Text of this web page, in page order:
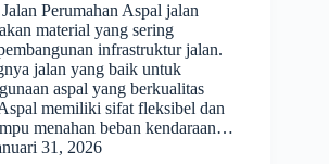
Perumahan Aspal jalan
material yang sering
infrastruktur jalan.
jalan yang baik untuk
aspal yang berkualitas
memiliki sifat fleksibel dan
menahan beban kendaraan…
31, 2026